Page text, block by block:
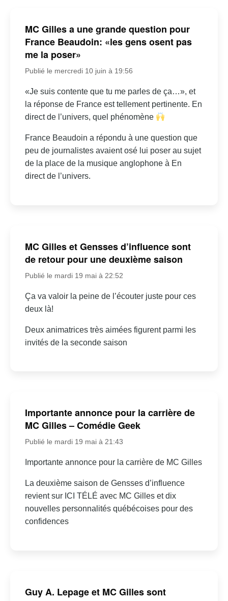
MC Gilles a une grande question pour
France Beaudoin: «les gens osent pas
me la poser»
Publié le mercredi 10 juin à 19:56
«Je suis contente que tu me parles de ça…», et
la réponse de France est tellement pertinente. En
direct de l’univers, quel phénomène
France Beaudoin a répondu à une question que
peu de journalistes avaient osé lui poser au sujet
de la place de la musique anglophone à En
direct de l’univers.
MC Gilles et Gensses d’influence sont
de retour pour une deuxième saison
Publié le mardi 19 mai à 22:52
Ça va valoir la peine de l’écouter juste pour ces
deux là!
Deux animatrices très aimées figurent parmi les
invités de la seconde saison
Importante annonce pour la carrière de
MC Gilles – Comédie Geek
Publié le mardi 19 mai à 21:43
Importante annonce pour la carrière de MC Gilles
La deuxième saison de Gensses d’influence
revient sur ICI TÉLÉ avec MC Gilles et dix
nouvelles personnalités québécoises pour des
confidences
Guy A. Lepage et MC Gilles sont